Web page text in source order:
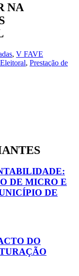
NA
, V FAVE
, Prestação de
DE MICRO E
DE
DO